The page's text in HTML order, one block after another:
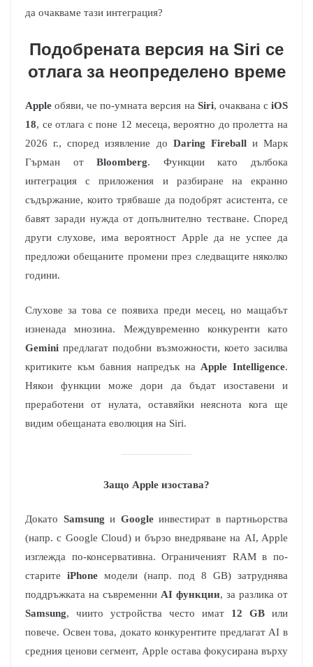
да очакваме тази интеграция?
Подобрената версия на Siri се
отлага за неопределено време
Appleобяви, че по-умната версия на Siri, очаквана сiOS
18, се отлага с поне 12 месеца, вероятно до пролетта на
2026 г., според изявление до Daring Fireballи Марк
Гърман отBloomberg. Функции като дълбока
интеграция с приложения и разбиране на екранно
съдържание, които трябваше да подобрят асистента, се
бавят заради нужда от допълнително тестване. Според
други слухове, има вероятност Apple да не успее да
предложи обещаните промени през следващите няколко
години.
Слухове за това се появиха преди месец, но мащабът
изненада мнозина. Междувременно конкуренти като
Geminiпредлагат подобни възможности, което засилва
критиките към бавния напредък на Apple Intelligence.
Някои функции може дори да бъдат изоставени и
преработени от нулата, оставяйки неяснота кога ще
видим обещаната еволюция на Siri.
Защо Apple изостава?
Докато Samsung и Google инвестират в партньорства
(напр. с Google Cloud) и бързо внедряване на AI, Apple
изглежда по-консервативна. Ограниченият RAM в по-
старите iPhone модели (напр. под 8 GB) затруднява
поддръжката на съвременни AI функции, за разлика от
Samsung, чиито устройства често имат 12 GB или
повече. Освен това, докато конкурентите предлагат AI в
средния ценови сегмент, Apple остава фокусирана върху